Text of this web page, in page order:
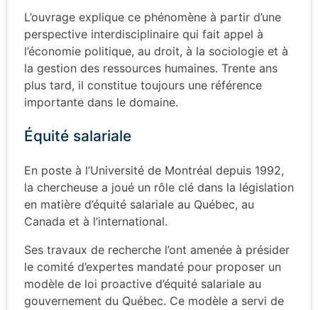
L’ouvrage explique ce phénomène à partir d’une
perspective interdisciplinaire qui fait appel à
l’économie politique, au droit, à la sociologie et à
la gestion des ressources humaines. Trente ans
plus tard, il constitue toujours une référence
importante dans le domaine.
Équité salariale
En poste à l’Université de Montréal depuis 1992,
la chercheuse a joué un rôle clé dans la législation
en matière d’équité salariale au Québec, au
Canada et à l’international.
Ses travaux de recherche l’ont amenée à présider
le comité d’expertes mandaté pour proposer un
modèle de loi proactive d’équité salariale au
gouvernement du Québec. Ce modèle a servi de